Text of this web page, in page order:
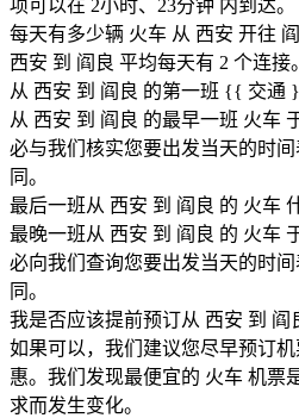
项可以在 2小时、23分钟 内到达。
每天有多少辆 火车 从 西安 开往 阎
西安 到 阎良 平均每天有 2 个连接。
从 西安 到 阎良 的第一班 {{ 交通
从 西安 到 阎良 的最早一班 火车
必与我们核实您要出发当天的时
同。
最后一班从 西安 到 阎良 的 火车
最晚一班从 西安 到 阎良 的 火车
必向我们查询您要出发当天的时
同。
我是否应该提前预订从 西安 到 阎
如果可以，我们建议您尽早预订
惠。我们发现最便宜的 火车 机票
求而发生变化。